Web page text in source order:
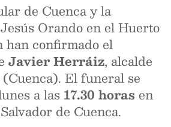
de Cuenca y la
Orando en el Huerto
han confirmado el
Javier Herráiz, alcalde
(Cuenca). El funeral se
a las 17.30 horas en
de Cuenca.